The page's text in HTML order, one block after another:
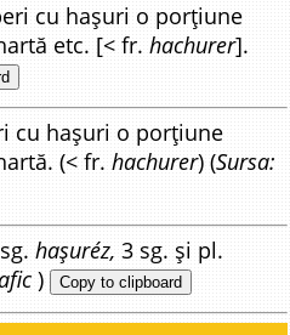
cu hașuri o porțiune
etc. [< fr.hachurer].
cu hașuri o porțiune
(< fr.hachurer) (Sursa:
hașuréz,3 sg. și pl.
) Copy to clipboard